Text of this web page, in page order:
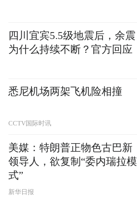
四川宜宾5.5级地震后，余震
为什么持续不断？官方回应
悉尼机场两架飞机险相撞
CCTV国际时讯
美媒：特朗普正物色古巴新
领导人，欲复制“委内瑞拉模
式”
新华日报